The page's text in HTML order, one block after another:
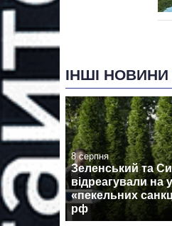
ІНШІ НОВИНИ
8 серпня
Зеленський та
відреагували на
«пекельних
рф